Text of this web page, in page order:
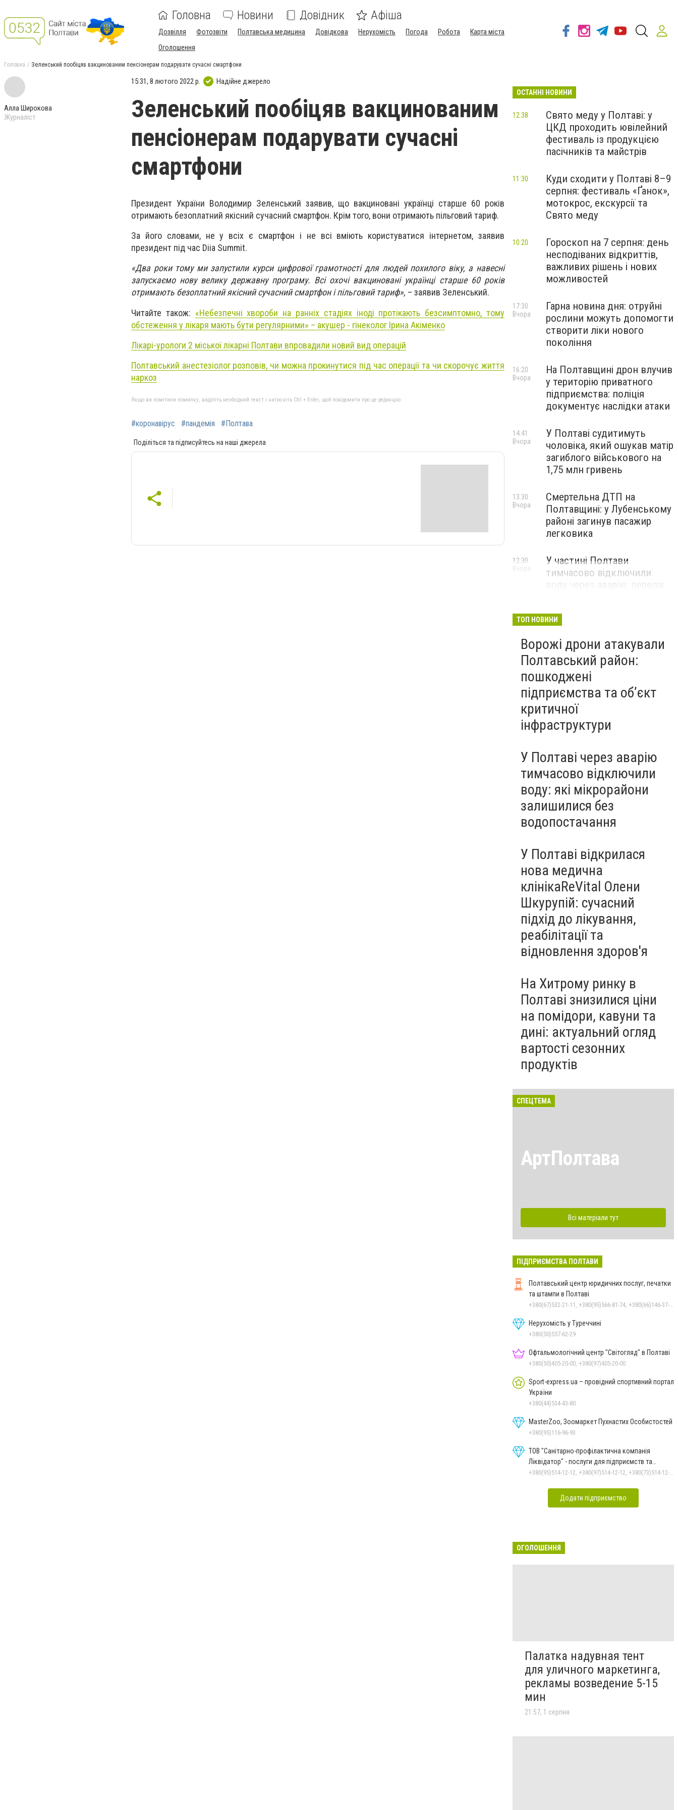
Головна Новини Довідник Афіша
Дозвілля Фотозвіти Полтавська медицина Довідкова Нерухомість Погода Робота
Карта міста
Оголошення
Головна Зеленський пообіцяв вакцинованим пенсіонерам подарувати сучасні смартфони
Алла Широкова
Журналіст
15:31, 8 лютого 2022 р. Надійне джерело
Зеленський пообіцяв вакцинованим
пенсіонерам подарувати сучасні
смартфони
Президент України Володимир Зеленський заявив, що вакциновані українці старше 60 років
отримають безоплатний якісний сучасний смартфон. Крім того, вони отримають пільговий тариф.
За його словами, не у всіх є смартфон і не всі вміють користуватися інтернетом, заявив
президент під час Diia Summit.
«Два роки тому ми запустили курси цифрової грамотності для людей похилого віку, а навесні
запускаємо нову велику державну програму. Всі охочі вакциновані українці старше 60 років
отримають безоплатний якісний сучасний смартфон і пільговий тариф», – заявив Зеленський.
Читайте також: «Небезпечні хвороби на ранніх стадіях іноді протікають безсимптомно, тому
обстеження у лікаря мають бути регулярними» – акушер - гінеколог Ірина Акіменко
Лікарі-урологи 2 міської лікарні Полтави впровадили новий вид операцій
Полтавський анестезіолог розповів, чи можна прокинутися під час операції та чи скорочує життя
наркоз
Якщо ви помітили помилку, виділіть необхідний текст і натисніть Ctrl + Enter, щоб повідомити про це редакцію
#коронавірус #пандемія #Полтава
Поділіться та підписуйтесь на наші джерела
ОСТАННІ НОВИНИ
Свято меду у Полтаві: у
ЦКД проходить ювілейний
фестиваль із продукцією
пасічників та майстрів
12:38
Куди сходити у Полтаві 8–9
серпня: фестиваль «Ґанок»,
мотокрос, екскурсії та
Свято меду
11:30
Гороскоп на 7 серпня: день
несподіваних відкриттів,
важливих рішень і нових
можливостей
10:20
Гарна новина дня: отруйні
рослини можуть допомогти
створити ліки нового
покоління
17:30
Вчора
На Полтавщині дрон влучив
у територію приватного
підприємства: поліція
документує наслідки атаки
16:20
Вчора
У Полтаві судитимуть
чоловіка, який ошукав матір
загиблого військового на
1,75 млн гривень
14:41
Вчора
Смертельна ДТП на
Полтавщині: у Лубенському
районі загинув пасажир
легковика
13:30
Вчора
У частині Полтави
тимчасово відключили
12:30
Вчора
ТОП НОВИНИ
Ворожі дрони атакували
Полтавський район:
пошкоджені
підприємства та об’єкт
критичної
інфраструктури
У Полтаві через аварію
тимчасово відключили
воду: які мікрорайони
залишилися без
водопостачання
У Полтаві відкрилася
нова медична
клінікаReVital Олени
Шкурупій: сучасний
підхід до лікування,
реабілітації та
відновлення здоров'я
На Хитрому ринку в
Полтаві знизилися ціни
на помідори, кавуни та
дині: актуальний огляд
вартості сезонних
продуктів
СПЕЦТЕМА
АртПолтава
Всі матеріали тут
ПІДПРИЄМСТВА ПОЛТАВИ
Полтавський центр юридичних послуг, печатки
та штампи в Полтаві
Нерухомість у Туреччині
+380(50)557-62-29
Офтальмологічний центр "Світогляд" в Полтаві
+380(50)405-20-00, +380(97)405-20-00
Sport-express.ua – провідний спортивний портал
України
+380(44)534-43-80
MasterZoo, Зоомаркет Пухнастих Особистостей
+380(95)116-96-93
ТОВ "Санітарно-профілактична компанія
Ліквідатор" - послуги для підприємств та
населення
Додати підприємство
ОГОЛОШЕННЯ
Палатка надувная тент
для уличного маркетинга,
рекламы возведение 5-15
мин
21:57, 1 серпня